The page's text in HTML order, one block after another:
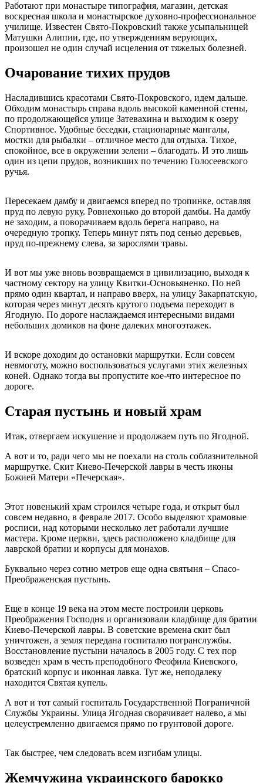
Работают при монастыре типография, магазин, детская
воскресная школа и монастырское духовно-профессиональное
училище. Известен Свято-Покровский также усыпальницей
Матушки Алипии, где, по утверждениям верующих,
произошел не один случай исцеления от тяжелых болезней.
Очарование тихих прудов
Насладившись красотами Свято-Покровского, идем дальше.
Обходим монастырь справа вдоль высокой каменной стены,
по продолжающейся улице Затевахина и выходим к озеру
Спортивное. Удобные беседки, стационарные мангалы,
мостки для рыбалки – отличное место для отдыха. Тихое,
спокойное, все в окружении зелени – благодать. И это лишь
один из цепи прудов, возникших по течению Голосеевского
ручья.
Пересекаем дамбу и двигаемся вперед по тропинке, оставляя
пруд по левую руку. Ровнехонько до второй дамбы. На дамбу
не заходим, а поворачиваем вдоль берега направо, на
очередную тропку. Теперь минут пять под сенью деревьев,
пруд по-прежнему слева, за зарослями травы.
И вот мы уже вновь возвращаемся в цивилизацию, выходя к
частному сектору на улицу Квитки-Основьяненко. По ней
прямо один квартал, и направо вверх, на улицу Закарпатскую,
которая через минут десять крутого подъема переходит в
Ягодную. По дороге наслаждаемся интересными видами
небольших домиков на фоне далеких многоэтажек.
И вскоре доходим до остановки маршрутки. Если совсем
невмоготу, можно воспользоваться услугами этих железных
коней. Однако тогда вы пропустите кое-что интересное по
дороге.
Старая пустынь и новый храм
Итак, отвергаем искушение и продолжаем путь по Ягодной.
А вот и то, ради чего мы не поехали на столь соблазнительной
маршрутке. Скит Киево-Печерской лавры в честь иконы
Божией Матери «Печерская».
Этот новенький храм строился четыре года, и открыт был
совсем недавно, в феврале 2017. Особо выделяют храмовые
росписи, над которыми несколько лет работали лучшие
мастера. Кроме церкви, здесь расположено кладбище для
лаврской братии и корпусы для монахов.
Буквально через сотню метров еще одна святыня – Спасо-
Преображенская пустынь.
Еще в конце 19 века на этом месте построили церковь
Преображения Господня и организовали кладбище для братии
Киево-Печерской лавры. В советские времена скит был
уничтожен, а земля передана госпиталю погранслужбы.
Восстановление пустыни началось в 2005 году. С тех пор
возведен храм в честь преподобного Феофила Киевского,
братский корпус и иконная лавка. Тут же, неподалеку
находится Святая купель.
А вот и тот самый госпиталь Государственной Пограничной
Службы Украины. Улица Ягодная сворачивает налево, а мы
целеустремленно двигаемся прямо по грунтовой дороге.
Так быстрее, чем следовать всем изгибам улицы.
Жемчужина украинского барокко